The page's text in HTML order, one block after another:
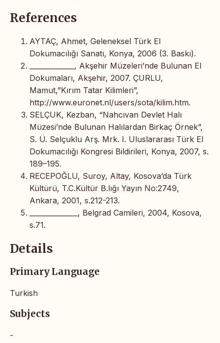
References
AYTAÇ, Ahmet, Geleneksel Türk El
Dokumacılığı Sanatı, Konya, 2006 (3. Baskı).
_____________, Akşehir Müzeleri’nde Bulunan El
Dokumaları, Akşehir, 2007. ÇURLU,
Mamut,”Kırım Tatar Kilimleri”,
http://www.euronet.nl/users/sota/kilim.htm.
SELÇUK, Kezban, “Nahcıvan Devlet Halı
Müzesi’nde Bulunan Halılardan Birkaç Örnek”,
S. Ü. Selçuklu Arş. Mrk. I. Uluslararası Türk El
Dokumacılığı Kongresi Bildirileri, Konya, 2007, s.
189–195.
RECEPOĞLU, Suroy, Altay, Kosova’da Türk
Kültürü, T.C.Kültür B.lığı Yayın No:2749,
Ankara, 2001, s.212-213.
______________, Belgrad Camileri, 2004, Kosova,
s.71.
Details
Primary Language
Turkish
Subjects
-